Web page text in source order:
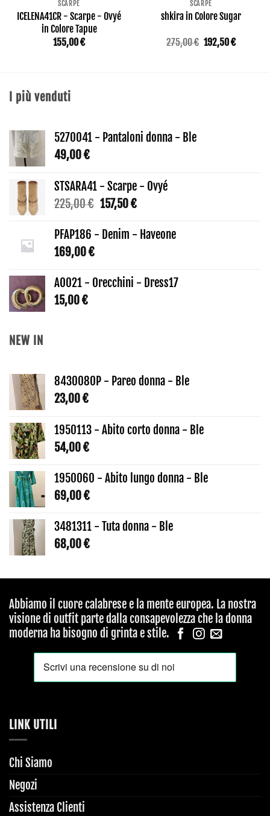
SCARPE
ICELENA41CR - Scarpe - Ovyé
in Colore Tapue
155,00€
SCARPE
shkira in Colore Sugar
275,00€ Il
prezzo
192,50€Il
I più venduti
5270041 - Pantaloni donna - Ble
49,00€
STSARA41 - Scarpe - Ovyé
225,00€ Il
originale
157,50€Il
attuale
PFAP186 - Denim - Haveone
169,00€
AO021 - Orecchini - Dress17
15,00€
NEW IN
8430080P - Pareo donna - Ble
23,00€
1950113 - Abito corto donna - Ble
54,00€
1950060 - Abito lungo donna - Ble
69,00€
3481311 - Tuta donna - Ble
68,00€
Abbiamo il cuore calabrese e la mente europea. La nostra
visione di outfit parte dalla consapevolezza che la donna
moderna ha bisogno di grinta e stile.
LINK UTILI
Chi Siamo
Negozi
Assistenza Clienti